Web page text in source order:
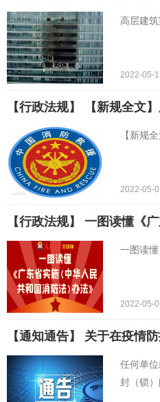
高层建
2022-05-
【行政法规】 【新规全文
【新规
2022-05-
【行政法规】 一图读懂《
一图读
2022-05-
【通知通告】 关于在疫情
任何单
封（锁